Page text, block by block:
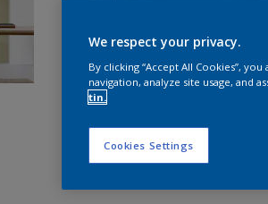
We respect your privacy.
By clicking “Accept All Cookies”,
navigation, analyze site usage, and
tin.
Cookies Settings